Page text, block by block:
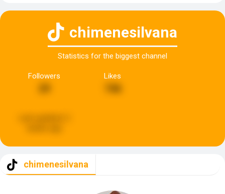
chimenesilvana
Statistics for the biggest channel
Followers Likes
746
chimenesilvana